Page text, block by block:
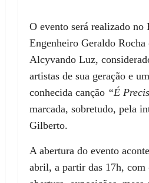
O evento será realizado no
Engenheiro Geraldo Rocha
Alcyvando Luz,
artistas de sua geração e
conhecida canção “É
marcada, sobretudo, pela
Gilberto.
A abertura do evento
abril, a partir das 17h, com